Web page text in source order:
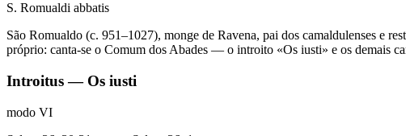
S. Romualdi abbatis
São Romualdo (c. 951–1027), monge de Ravena, pai dos camaldulenses e
próprio: canta-se o Comum dos Abades — o introito «Os iusti» e os demais
Introitus — Os iusti
modo VI